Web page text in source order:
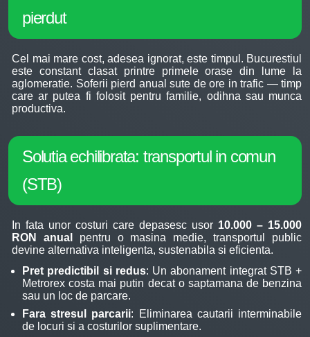
pierdut
Cel mai mare cost, adesea ignorat, este timpul. Bucurestiul
este constant clasat printre primele orase din lume la
aglomeratie. Soferii pierd anual sute de ore in trafic — timp
care ar putea fi folosit pentru familie, odihna sau munca
productiva.
Solutia echilibrata: transportul in comun
(STB)
In fata unor costuri care depasesc usor 10.000 – 15.000
RON anual
pentru o masina medie, transportul public
devine alternativa inteligenta, sustenabila si eficienta.
Pret predictibil si redus: Un abonament integrat STB +
Metrorex costa mai putin decat o saptamana de benzina
sau un loc de parcare.
Fara stresul parcarii: Eliminarea cautarii interminabile
de locuri si a costurilor suplimentare.